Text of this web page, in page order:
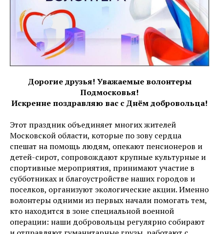
Дорогие друзья! Уважаемые волонтеры
Подмосковья!
Искренне поздравляю вас с Днём добровольца!
Этот праздник объединяет многих жителей
Московской области, которые по зову сердца
спешат на помощь людям, опекают пенсионеров и
детей-сирот, сопровождают крупные культурные и
спортивные мероприятия, принимают участие в
субботниках и благоустройстве наших городов и
поселков, организуют экологические акции. Именно
волонтеры одними из первых начали помогать тем,
кто находится в зоне специальной военной
операции: наши добровольцы регулярно собирают